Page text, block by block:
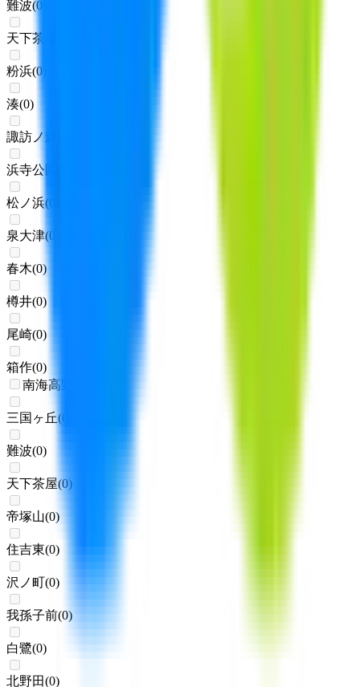
難波(0
天下茶屋
粉浜(0
湊(0)
諏訪ノ森
浜寺公園
松ノ浜(0
泉大津(0
春木(0)
樽井(0)
尾崎(0)
箱作(0)
南海高野線
三国ヶ丘(0
難波(0)
天下茶屋(0)
帝塚山(0)
住吉東(0)
沢ノ町(0)
我孫子前(0)
白鷺(0)
北野田(0)